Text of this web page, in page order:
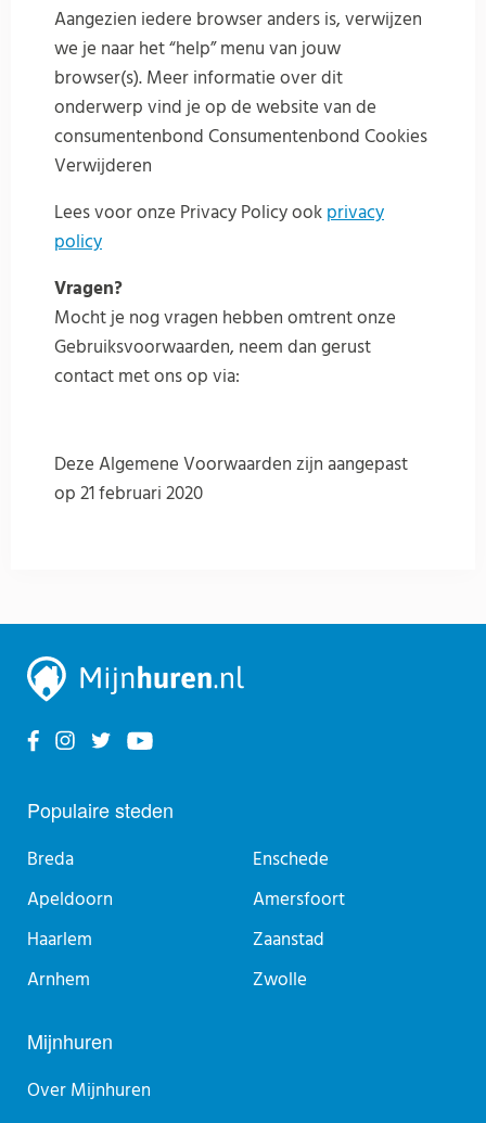
Aangezien iedere browser anders is, verwijzen
we je naar het “help” menu van jouw
browser(s). Meer informatie over dit
onderwerp vind je op de website van de
consumentenbond Consumentenbond Cookies
Verwijderen
Lees voor onze Privacy Policy ookprivacy
policy
Vragen?
Mocht je nog vragen hebben omtrent onze
Gebruiksvoorwaarden, neem dan gerust
contact met ons op via:
Deze Algemene Voorwaarden zijn aangepast
op 21 februari 2020
Populaire steden
Breda
Apeldoorn
Haarlem
Arnhem
Enschede
Amersfoort
Zaanstad
Zwolle
Mijnhuren
Over Mijnhuren